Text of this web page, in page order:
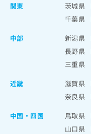
関東
茨城県
千葉県
中部
新潟県
長野県
三重県
近畿
滋賀県
奈良県
中国・四国
鳥取県
山口県